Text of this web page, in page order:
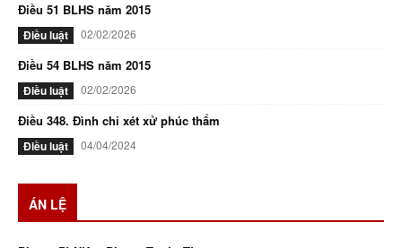
Điều 51 BLHS năm 2015
Điều luật 02/02/2026
Điều 54 BLHS năm 2015
Điều luật 02/02/2026
Điều 348. Đình chỉ xét xử phúc thẩm
Điều luật 04/04/2024
ÁN LỆ